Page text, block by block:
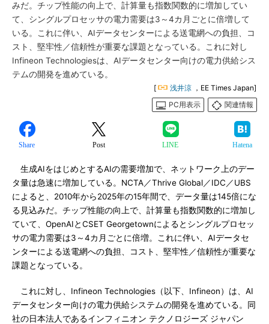
みだ。チップ性能の向上で、計算量も指数関数的に増加してい
て、シングルプロセッサの電力需要は3～4カ月ごとに倍増して
いる。これに伴い、AIデータセンターによる送電網への負担、コ
スト、堅牢性／信頼性が重要な課題となっている。これに対し
Infineon Technologiesは、AIデータセンター向けの電力供給シス
テムの開発を進めている。
[ 浅井涼 ，EE Times Japan]
PC用表示
関連情報
Share Post LINE Hatena
生成AIをはじめとするAIの需要増加で、ネットワーク上のデー
タ量は急速に増加している。NCTA／Thrive Global／IDC／UBS
によると、2010年から2025年の15年間で、データ量は145倍にな
る見込みだ。チップ性能の向上で、計算量も指数関数的に増加し
ていて、OpenAIとCSET Georgetownによるとシングルプロセッ
サの電力需要は3～4カ月ごとに倍増。これに伴い、AIデータセ
ンターによる送電網への負担、コスト、堅牢性／信頼性が重要な
課題となっている。
これに対し、Infineon Technologies（以下、Infineon）は、AI
データセンター向けの電力供給システムの開発を進めている。同
社の日本法人であるインフィニオン テクノロジーズ ジャパン